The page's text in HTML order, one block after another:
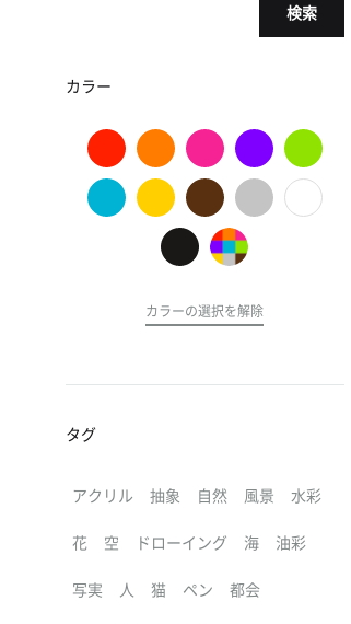
た
の
検索
カラー
カラーの選択を解除
タグ
アクリル 抽象 自然 風景 水彩
花 空 ドローイング 海 油彩
写実 人 猫 ペン 都会